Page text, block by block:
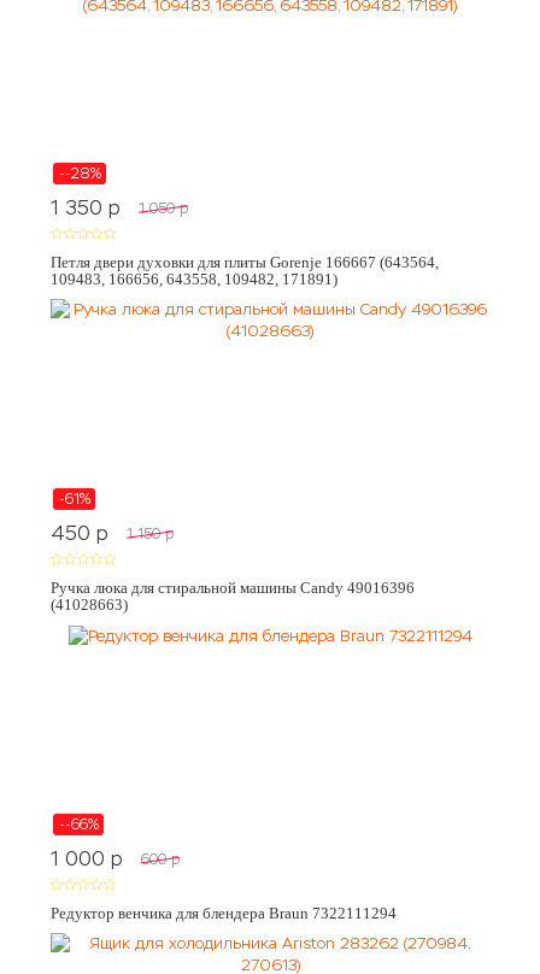
--28%
1 350 p 1 050 p
Петля двери духовки для плиты Gorenje 166667 (643564,
109483, 166656, 643558, 109482, 171891)
-61%
450 p 1 150 p
Ручка люка для стиральной машины Candy 49016396
(41028663)
--66%
1 000 p 600 p
Редуктор венчика для блендера Braun 7322111294